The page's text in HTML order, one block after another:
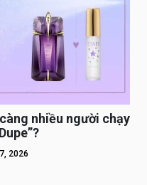
nhiều người chạy
2026